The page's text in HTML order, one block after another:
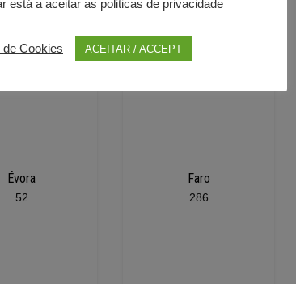
Évora
52
Faro
286
está a aceitar as politicas de privacidade
Cookies ACEITAR / ACCEPT